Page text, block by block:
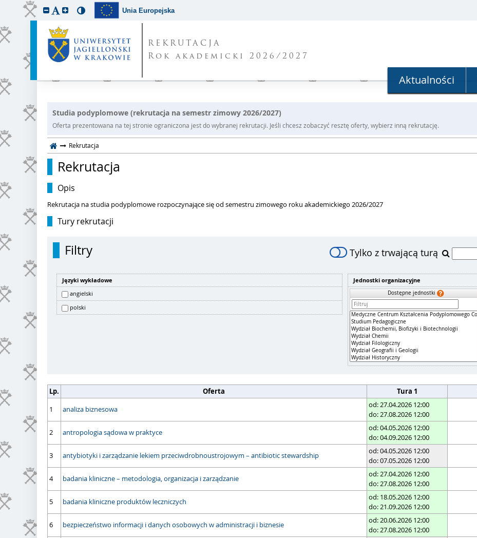
Unia Europejska
REKRUTACJA
Rok akademicki 2026/2027
Aktualności
Studia podyplomowe (rekrutacja na semestr zimowy 2026/2027)
Oferta prezentowana na tej stronie ograniczona jest do wybranej rekrutacji. Jeśli chcesz zobaczyć resztę oferty, wybierz inną rekrutację.
Rekrutacja
Rekrutacja
Opis
Rekrutacja na studia podyplomowe rozpoczynające się od semestru zimowego roku akademickiego 2026/2027
Tury rekrutacji
Filtry Tylko z trwającą turą
Języki wykładowe
angielski
polski
Jednostki organizacyjne
Dostępne jednostki
Lp. Oferta Tura 1
1
analiza biznesowa
od: 27.04.2026 12:00
do: 27.08.2026 12:00
2
antropologia sądowa w praktyce
od: 04.05.2026 12:00
do: 04.09.2026 12:00
3
antybiotyki i zarządzanie lekiem przeciwdrobnoustrojowym – antibiotic stewardship
od: 04.05.2026 12:00
do: 07.05.2026 12:00
4
badania kliniczne – metodologia, organizacja i zarządzanie
od: 27.04.2026 12:00
do: 27.08.2026 12:00
5
badania kliniczne produktów leczniczych
od: 18.05.2026 12:00
do: 21.09.2026 12:00
6
bezpieczeństwo informacji i danych osobowych w administracji i biznesie
od: 20.06.2026 12:00
do: 27.08.2026 12:00